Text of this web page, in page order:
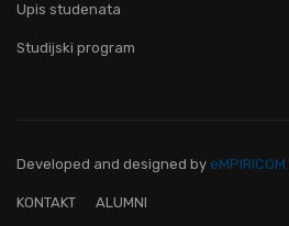
Upis studenata
Studijski program
Developed and designed by eMPIRICOM.
KONTAKT ALUMNI